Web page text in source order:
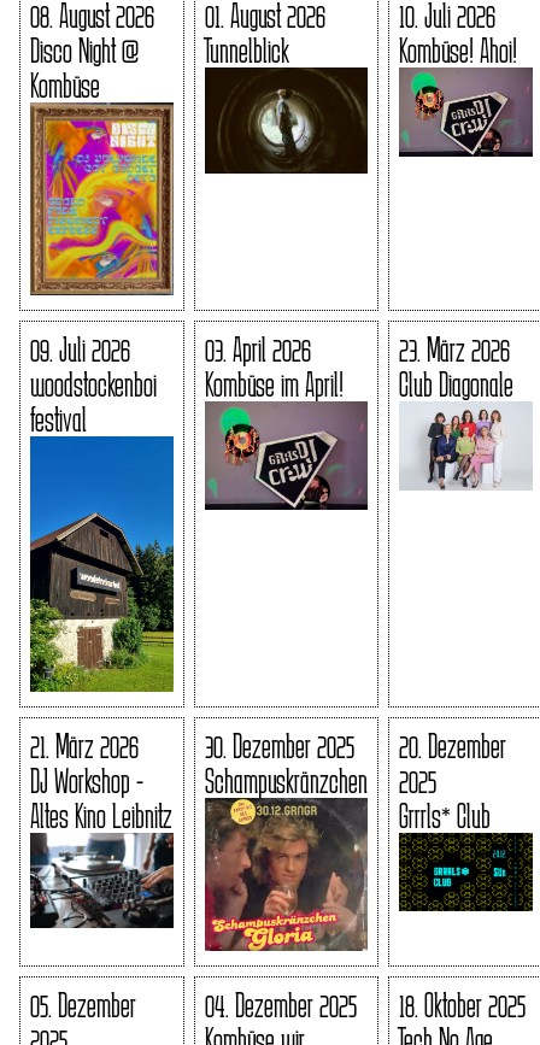
08. August 2026
Disco Night @
Kombüse
01. August 2026
Tunnelblick
10. Juli 2026
Kombüse! Ahoi!
09. Juli 2026
woodstockenboi
festival
03. April 2026
Kombüse im April!
23. März 2026
Club Diagonale
21. März 2026
DJ Workshop -
Altes Kino Leibnitz
30. Dezember 2025
Schampuskränzchen
20. Dezember
2025
Grrrls* Club
05. Dezember
04. Dezember 2025
18. Oktober 2025